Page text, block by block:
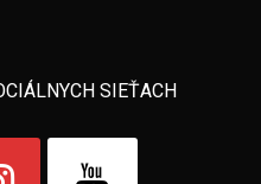
SIEŤACH